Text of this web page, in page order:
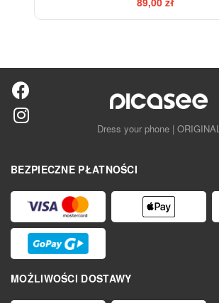
Dress your phone | ORIGINAL
BEZPIECZNE PŁATNOŚCI
MOŻLIWOŚCI DOSTAWY